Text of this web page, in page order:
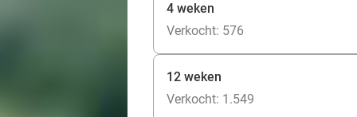
4 weken
Verkocht: 576
12 weken
Verkocht: 1.549